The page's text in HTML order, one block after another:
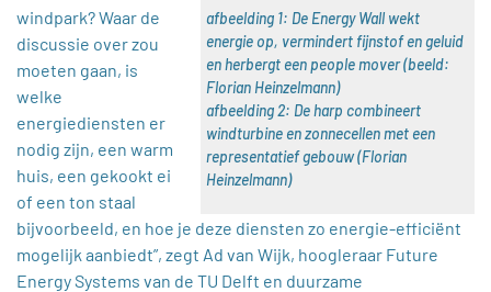
afbeelding 1: De Energy Wall wekt
energie op, vermindert fijnstof en geluid
en herbergt een people mover (beeld:
Florian Heinzelmann)
afbeelding 2: De harp combineert
windturbine en zonnecellen met een
representatief gebouw (Florian
Heinzelmann)
windpark? Waar de
discussie over zou
moeten gaan, is
welke
energiediensten er
nodig zijn, een warm
huis, een gekookt ei
of een ton staal
bijvoorbeeld, en hoe je deze diensten zo energie-efficiënt
mogelijk aanbiedt”, zegt Ad van Wijk, hoogleraar Future
Energy Systems van de TU Delft en duurzame